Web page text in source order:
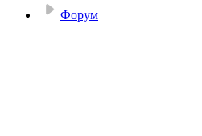
Форум